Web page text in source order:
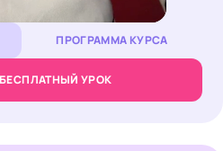
ПРОГРАММА КУРСА
УРОК